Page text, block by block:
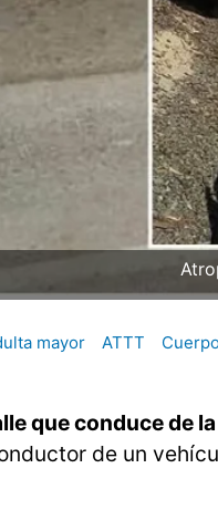
mayor ATTT
que conduce de
de un